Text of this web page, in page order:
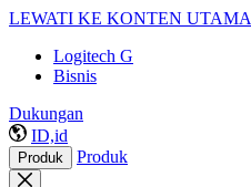
LEWATI KE KONTEN UTAMA
Logitech G
Bisnis
Dukungan
ID,id
Produk Produk